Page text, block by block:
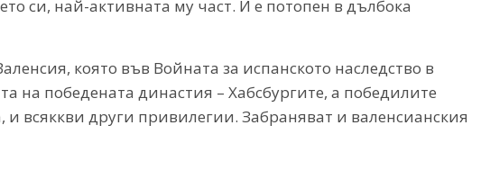
си, най-активната му част. И е потопен в дълбока
която във Войната за испанското наследство в
на победената династия – Хабсбургите, а победилите
всяккви други привилегии. Забраняват и валенсианския